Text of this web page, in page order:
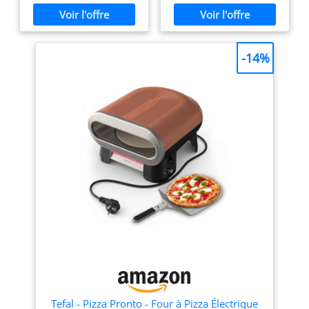
Polyvalent avec 6
programmes automatiques
+ mode manuel Cuisson
encore. Chauffage
indépendant supérieur et
inférieur Ajustez
séparément les éléments
chauffants pour obtenir une
base croustillante et une
garniture fondante.
Conception compacte de 20
litres avec accès facile Four
sans porte pour insérer et
retirer la pizza facilement.
Livré avec une pierre
réfractaire professionnelle,
une pelle à pizza en
napolitaine directement
chez vous PIERRE
RÉFRACTAIRE : fabriquée
à de très hautes
températures, la pierre
cuisson rapide, constante et
uniforme PALETTE EN
ACIER INOXYDABLE : Avec
les palettes en acier
inoxydable, le mini four
électrique Ariete simplifiera
vos préparations; utilisez-
les pour déplacer la pâte
crue et cuite facilement 5
NIVEAUX DE CUISSON : le
ou même de réchauffer les
aliments avant de les servir
PRÊT EN UN SEUL
Tefal - Pizza Pronto - Four à Pizza Électrique
-14%